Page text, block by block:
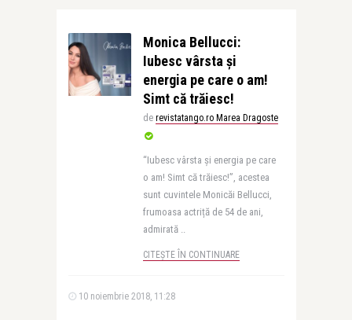
Monica Bellucci:
Iubesc vârsta și
energia pe care o am!
Simt că trăiesc!
de revistatango.ro Marea Dragoste
“Iubesc vârsta și energia pe care
o am! Simt că trăiesc!”, acestea
sunt cuvintele Monicăi Bellucci,
frumoasa actriță de 54 de ani,
admirată ..
CITEȘTE ÎN CONTINUARE
10 noiembrie 2018, 11:28